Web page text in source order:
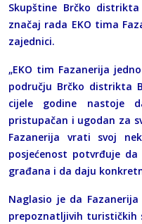
Skupštine Brčko
značaj rada EKO tima
zajednici.
„EKO tim Fazanerija
području Brčko distrikta
cijele godine nastoje
pristupačan i ugodan za
Fazanerija vrati svoj
posjećenost potvrđuje
građana i da daju
Naglasio je da
prepoznatljivih turističkih